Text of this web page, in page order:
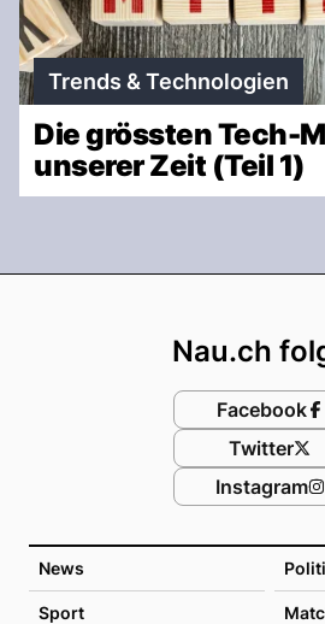
Trends & Technologien
Die grössten Tech-
unserer Zeit (Teil 1)
News
Sport
Nau.ch
Facebook
Twitter
Instagram